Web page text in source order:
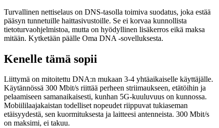
Turvallinen nettiselaus on DNS-tasolla toimiva suodatus, joka estää
pääsyn tunnetuille haittasivustoille. Se ei korvaa kunnollista
tietoturvaohjelmistoa, mutta on hyödyllinen lisäkerros eikä maksa
mitään. Kytketään päälle Oma DNA -sovelluksesta.
Kenelle tämä sopii
Liittymä on mitoitettu DNA:n mukaan 3-4 yhtäaikaiselle käyttäjälle.
Käytännössä 300 Mbit/s riittää perheen striimaukseen, etätöihin ja
pelaamiseen samanaikaisesti, kunhan 5G-kuuluvuus on kunnossa.
Mobiililaajakaistan todelliset nopeudet riippuvat tukiaseman
etäisyydestä, sen kuormituksesta ja laitteesi antenneista. 300 Mbit/s
on maksimi, ei takuu.